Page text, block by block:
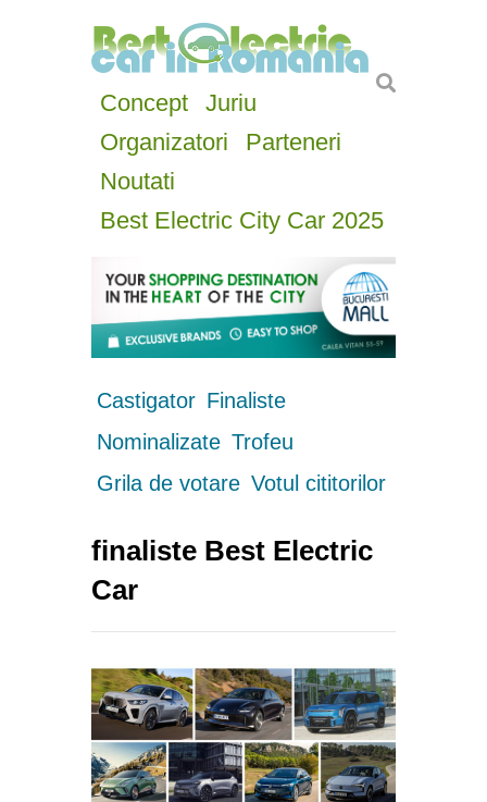
Concept
Juriu
Organizatori
Parteneri
Noutati
Best Electric City Car 2025
Castigator Finaliste
Nominalizate Trofeu
Grila de votare Votul cititorilor
finaliste Best Electric
Car